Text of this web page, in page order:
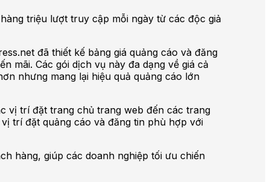
triệu lượt truy cập mỗi ngày từ các độc giả
đã thiết kế bảng giá quảng cáo và đăng
mãi. Các gói dịch vụ này đa dạng về giá cả
nhưng mang lại hiệu quả quảng cáo lớn
vị trí đặt trang chủ trang web đến các trang
trí đặt quảng cáo và đăng tin phù hợp với
hàng, giúp các doanh nghiệp tối ưu chiến